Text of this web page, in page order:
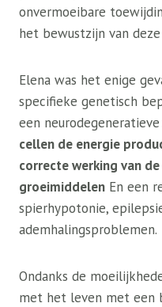
onvermoeibare
het bewustzijn van
Elena was het enige
specifieke genetisch
een
cellen de energie
correcte werking van
groeimiddelen En een
spierhypotonie,
ademhalingsproblemen.
Ondanks de
met het leven met een